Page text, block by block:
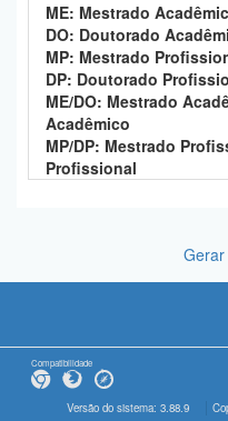
ME: Mestrado
DO: Doutorado
MP: Mestrado
DP: Doutorado
ME/DO: Mestrado
Acadêmico
MP/DP: Mestrado
Profissional
Compatibilidade
Versão do sistema: 3.88.9